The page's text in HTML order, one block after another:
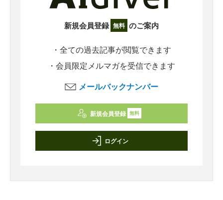
新規会員登録 無料 のご案内
・全ての過去記事が閲覧できます
・会員限定メルマガを受信できます
メールバックナンバー
新規会員登録 無料
ログイン